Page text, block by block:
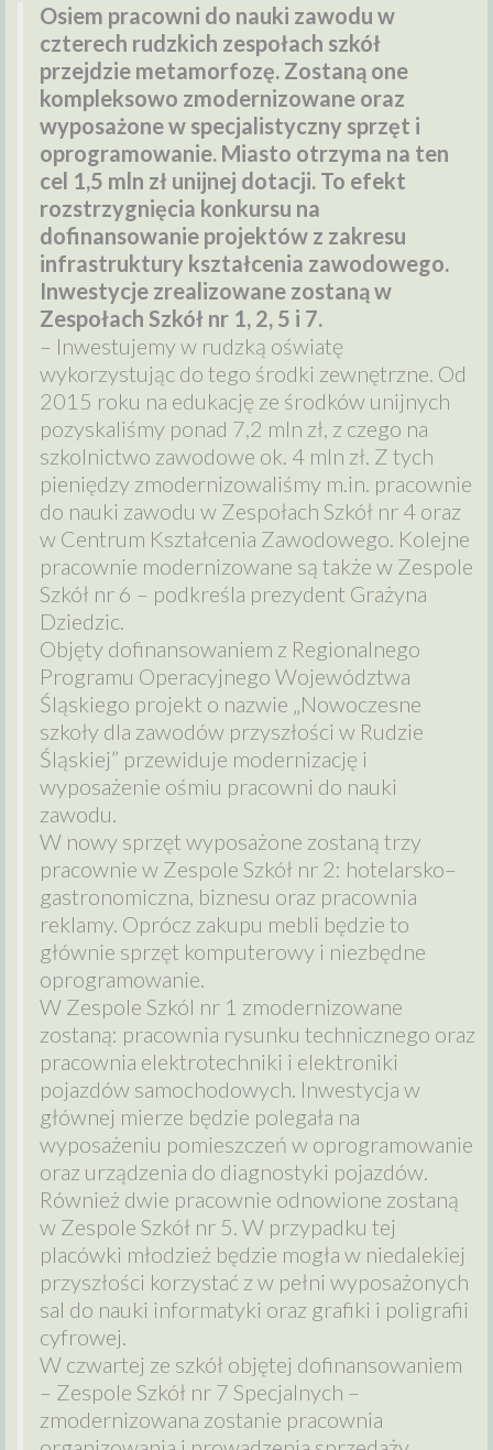
Osiem pracowni do nauki zawodu w
czterech rudzkich zespołach szkół
przejdzie metamorfozę. Zostaną one
kompleksowo zmodernizowane oraz
wyposażone w specjalistyczny sprzęt i
oprogramowanie. Miasto otrzyma na ten
cel 1,5 mln zł unijnej dotacji. To efekt
rozstrzygnięcia konkursu na
dofinansowanie projektów z zakresu
infrastruktury kształcenia zawodowego.
Inwestycje zrealizowane zostaną w
Zespołach Szkół nr 1, 2, 5 i 7.
– Inwestujemy w rudzką oświatę
wykorzystując do tego środki zewnętrzne. Od
2015 roku na edukację ze środków unijnych
pozyskaliśmy ponad 7,2 mln zł, z czego na
szkolnictwo zawodowe ok. 4 mln zł. Z tych
pieniędzy zmodernizowaliśmy m.in. pracownie
do nauki zawodu w Zespołach Szkół nr 4 oraz
w Centrum Kształcenia Zawodowego. Kolejne
pracownie modernizowane są także w Zespole
Szkół nr 6 – podkreśla prezydent Grażyna
Dziedzic.
Objęty dofinansowaniem z Regionalnego
Programu Operacyjnego Województwa
Śląskiego projekt o nazwie „Nowoczesne
szkoły dla zawodów przyszłości w Rudzie
Śląskiej” przewiduje modernizację i
wyposażenie ośmiu pracowni do nauki
zawodu.
W nowy sprzęt wyposażone zostaną trzy
pracownie w Zespole Szkół nr 2: hotelarsko–
gastronomiczna, biznesu oraz pracownia
reklamy. Oprócz zakupu mebli będzie to
głównie sprzęt komputerowy i niezbędne
oprogramowanie.
W Zespole Szkól nr 1 zmodernizowane
zostaną: pracownia rysunku technicznego oraz
pracownia elektrotechniki i elektroniki
pojazdów samochodowych. Inwestycja w
głównej mierze będzie polegała na
wyposażeniu pomieszczeń w oprogramowanie
oraz urządzenia do diagnostyki pojazdów.
Również dwie pracownie odnowione zostaną
w Zespole Szkół nr 5. W przypadku tej
placówki młodzież będzie mogła w niedalekiej
przyszłości korzystać z w pełni wyposażonych
sal do nauki informatyki oraz grafiki i poligrafii
cyfrowej.
W czwartej ze szkół objętej dofinansowaniem
– Zespole Szkół nr 7 Specjalnych –
zmodernizowana zostanie pracownia